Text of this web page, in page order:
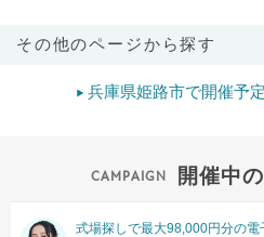
その他のページから探す
兵庫県姫路市で開催予
開催中
式場探しで最大98,000円分の電